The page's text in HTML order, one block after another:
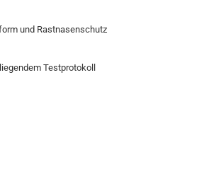
und Rastnasenschutz
Testprotokoll